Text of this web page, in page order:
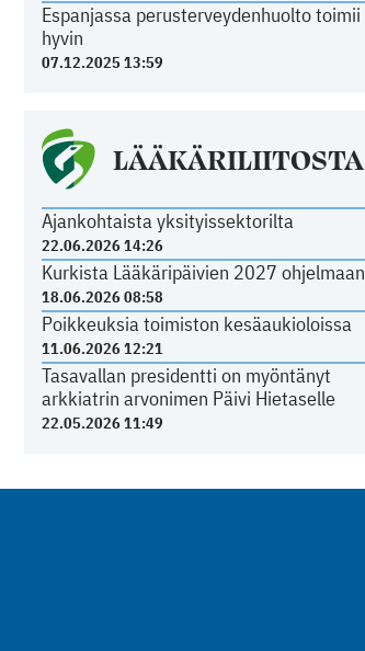
Espanjassa perusterveydenhuolto toimii
hyvin
07.12.2025 13:59
LÄÄKÄRILIITOSTA
Ajankohtaista yksityissektorilta
22.06.2026 14:26
Kurkista Lääkäripäivien 2027 ohjelmaan
18.06.2026 08:58
Poikkeuksia toimiston kesäaukioloissa
11.06.2026 12:21
Tasavallan presidentti on myöntänyt
arkkiatrin arvonimen Päivi Hietaselle
22.05.2026 11:49